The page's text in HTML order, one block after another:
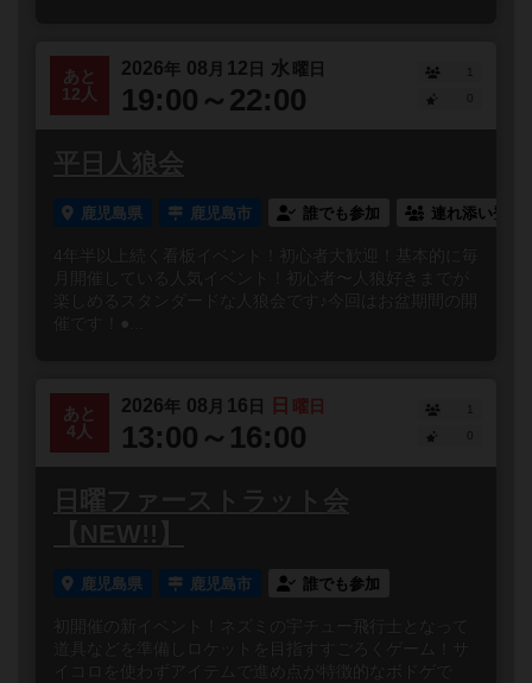
あと
12人
2026年 08 月 12 日 水 曜日
19:00～22:00
1
平日人狼会
鹿児島県 鹿児島市 誰でも参加 連れ添い登録
4年半以上続く看板イベント！初心者大歓迎！基本的に毎
月開催している人気イベント！初心者〜人狼好きまでが
楽しめるスタンダードな人狼会です♪今回はお盆期間の開
催です！●...
あと
4人
2026年 08 月 16 日 日 曜日
13:00～16:00
1
日曜ファーストラット会
【NEW!!】
鹿児島県 鹿児島市 誰でも参加
初開催の新イベント！ネズミの宇チュー飛行士となって
道具などを準備しロケットを目指すすごろくゲーム！サ
イコロを使わずアイテムで進め点が特徴的なボドゲで